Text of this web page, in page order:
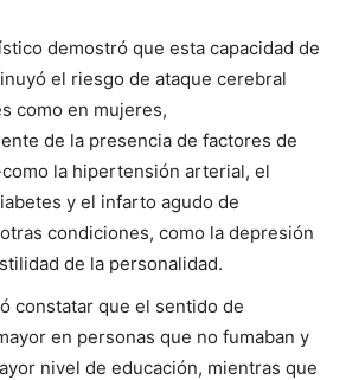
demostró que esta capacidad de
el riesgo de ataque cerebral
como en mujeres,
de la presencia de factores de
la hipertensión arterial, el
y el infarto agudo de
condiciones, como la depresión
de la personalidad.
constatar que el sentido de
en personas que no fumaban y
nivel de educación, mientras que